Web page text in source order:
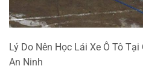
Lý Do Nên Học Lái Xe Ô Tô
An Ninh